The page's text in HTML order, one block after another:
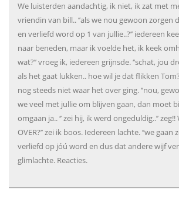
We luisterden aandachtig, ik niet, ik zat met
vriendin van bill.. ‘’als we nou gewoon zorgen
en verliefd word op 1 van jullie..?’’ iedereen
naar beneden, maar ik voelde het, ik keek
wat?’’ vroeg ik, iedereen grijnsde. ‘’schat, jou
als het gaat lukken.. hoe wil je dat flikken
nog steeds niet waar het over ging. ‘’nou,
we veel met jullie om blijven gaan, dan moet
omgaan ja.. ‘’ zei hij, ik werd ongeduldig..’’ zeg!!
OVER?’’ zei ik boos. Iedereen lachte. ‘’we
verliefd op jóú word en dus dat andere wijf
glimlachte. Reacties.